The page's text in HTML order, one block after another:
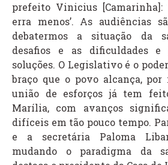
prefeito Vinicius [Camarinha]:
erra menos’. As audiências
debatermos a situação da
desafios e as dificuldades e
soluções. O Legislativo é o
braço que o povo alcança, por
união de esforços já tem
Marília, com avanços
difíceis em tão pouco tempo.
e a secretária Paloma
mudando o paradigma da